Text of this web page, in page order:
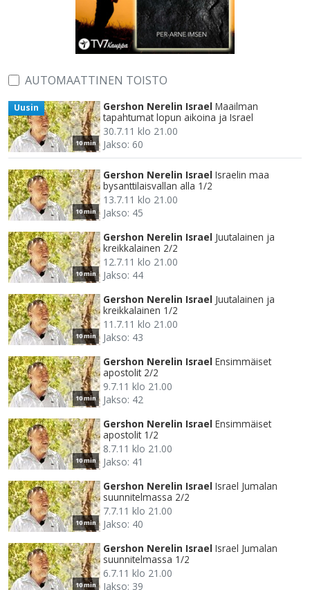
AUTOMAATTINEN TOISTO
10 min
Uusin Gershon Nerelin Israel Maailman
tapahtumat lopun aikoina ja Israel
30.7.11 klo 21.00
Jakso: 60
10 min
Gershon Nerelin Israel Israelin maa
bysanttilaisvallan alla 1/2
13.7.11 klo 21.00
Jakso: 45
10 min
Gershon Nerelin Israel Juutalainen ja
kreikkalainen 2/2
12.7.11 klo 21.00
Jakso: 44
10 min
Gershon Nerelin Israel Juutalainen ja
kreikkalainen 1/2
11.7.11 klo 21.00
Jakso: 43
10 min
Gershon Nerelin Israel Ensimmäiset
apostolit 2/2
9.7.11 klo 21.00
Jakso: 42
10 min
Gershon Nerelin Israel Ensimmäiset
apostolit 1/2
8.7.11 klo 21.00
Jakso: 41
10 min
Gershon Nerelin Israel Israel Jumalan
suunnitelmassa 2/2
7.7.11 klo 21.00
Jakso: 40
10 min
Gershon Nerelin Israel Israel Jumalan
suunnitelmassa 1/2
6.7.11 klo 21.00
Jakso: 39